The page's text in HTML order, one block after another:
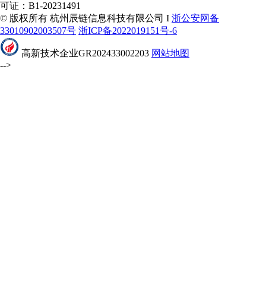
可证：B1-20231491
© 版权所有 杭州辰链信息科技有限公司 I 浙公安网备
33010902003507号 浙ICP备2022019151号-6
高新技术企业GR202433002203 网站地图
-->